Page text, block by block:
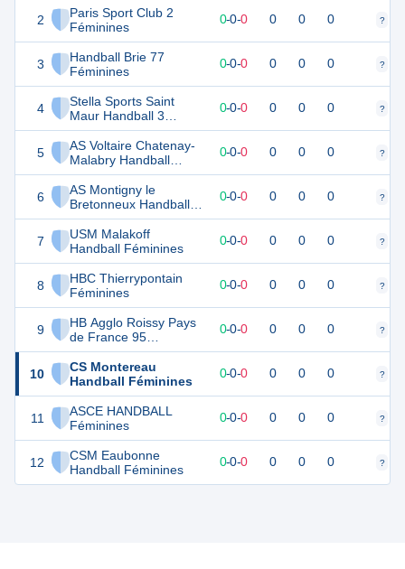
2
Paris Sport Club 2
Féminines
3
Handball Brie 77
Féminines
4
Stella Sports Saint
Maur Handball 3
Féminines
5
AS Voltaire Chatenay-
Malabry Handball
Féminines
6
AS Montigny le
Bretonneux Handball
Féminines
7
USM Malakoff
Handball Féminines
8
HBC Thierrypontain
Féminines
9
HB Agglo Roissy Pays
de France 95
Féminines
10
CS Montereau
Handball Féminines
11
ASCE HANDBALL
Féminines
12
CSM Eaubonne
Handball Féminines
0 0-0-0 0 0 0 ?
0-0-0 0 0 0 ?
0 0-0-0 0 0 0 ?
0 0-0-0 0 0 0 ?
0 0-0-0 0 0 0 ?
0 0-0-0 0 0 0 ?
0 0-0-0 0 0 0 ?
0 0 0-0-0 0 0 0 ?
0 0-0-0 0 0 0 ?
0 0-0-0 0 0 0 ?
0 0-0-0 0 0 0 ?